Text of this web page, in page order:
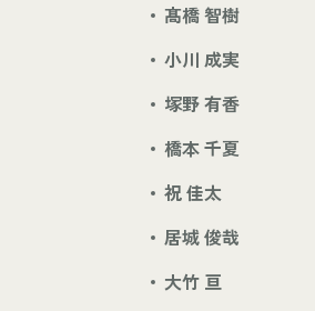
髙橋 智樹
小川 成実
塚野 有香
橋本 千夏
祝 佳太
居城 俊哉
大竹 亘